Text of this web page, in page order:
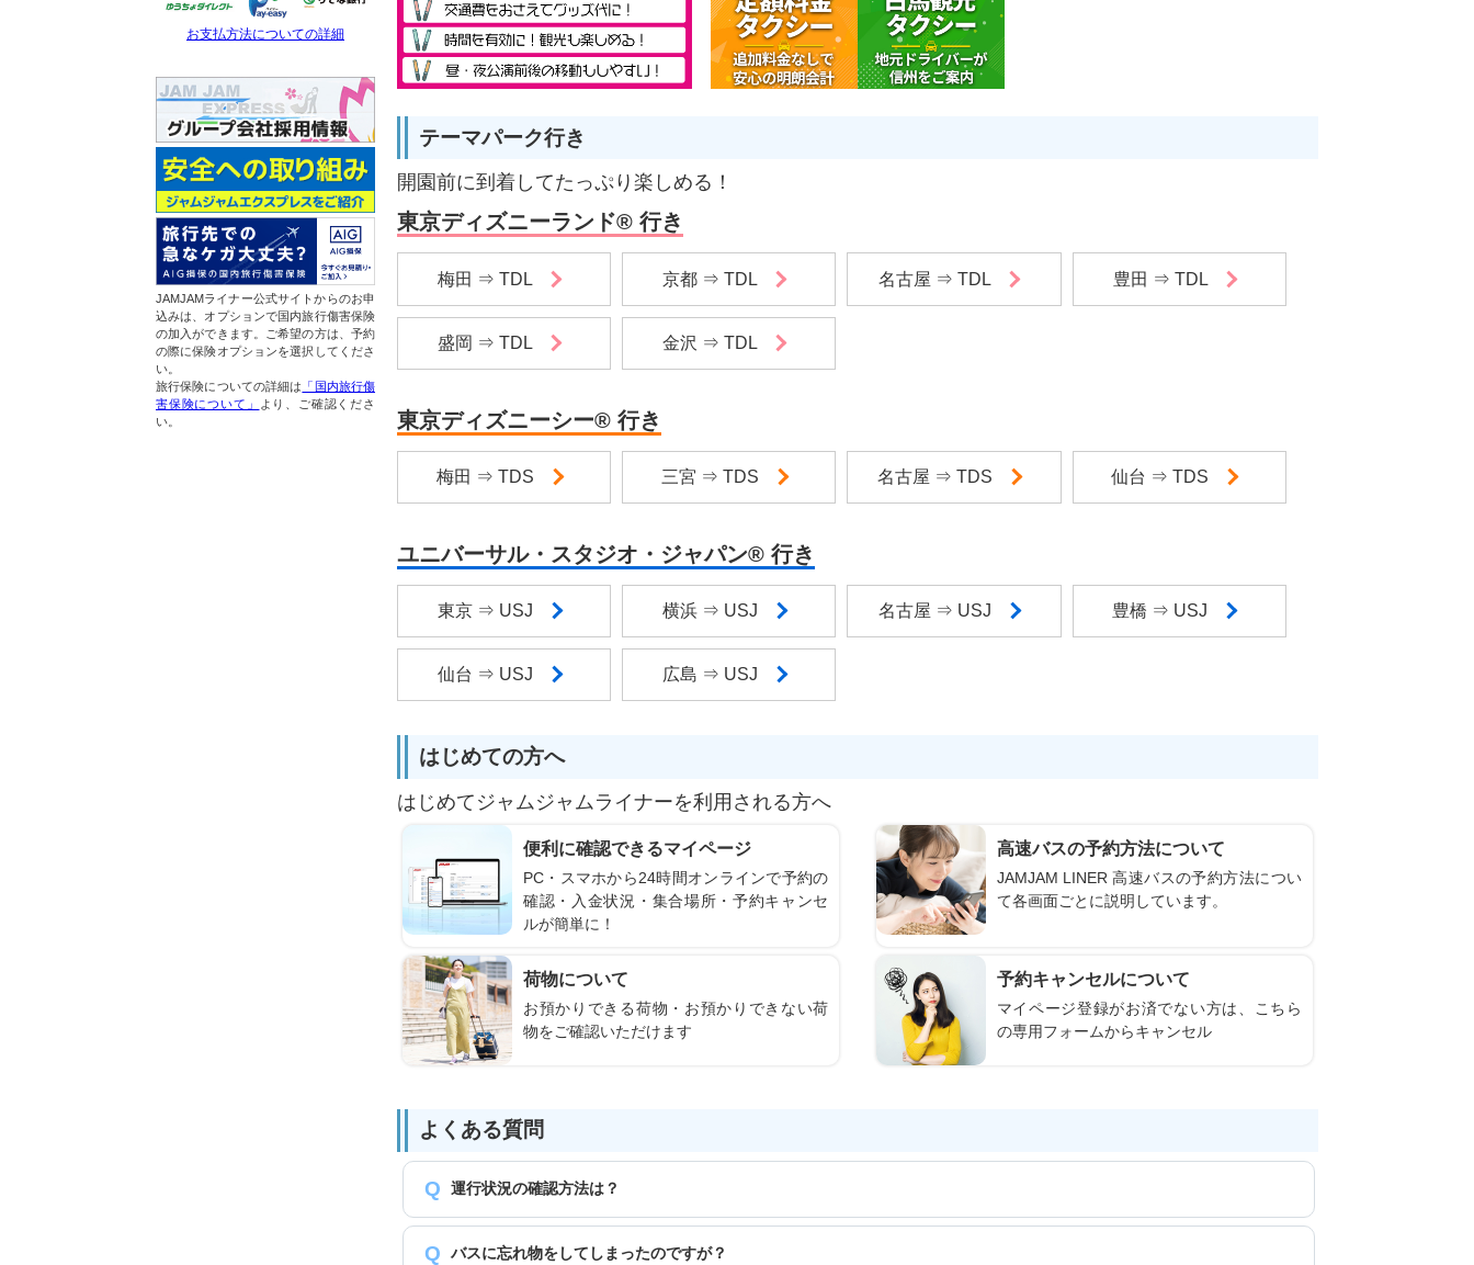
テーマパーク行き
開園前に到着してたっぷり楽しめる！
東京ディズニーランド® 行き
梅田 ⇒ TDL 京都 ⇒ TDL 名古屋 ⇒ TDL 豊田 ⇒ TDL
盛岡 ⇒ TDL 金沢 ⇒ TDL
東京ディズニーシー® 行き
梅田 ⇒ TDS 三宮 ⇒ TDS 名古屋 ⇒ TDS 仙台 ⇒ TDS
ユニバーサル・スタジオ・ジャパン® 行き
東京 ⇒ USJ 横浜 ⇒ USJ 名古屋 ⇒ USJ 豊橋 ⇒ USJ
仙台 ⇒ USJ 広島 ⇒ USJ
はじめての方へ
はじめてジャムジャムライナーを利用される方へ
便利に確認できるマイページ
PC・スマホから24時間オンラインで予約の
確認・入金状況・集合場所・予約キャンセ
ルが簡単に！
高速バスの予約方法について
JAMJAM LINER 高速バスの予約方法につい
て各画面ごとに説明しています。
荷物について
お預かりできる荷物・お預かりできない荷
物をご確認いただけます
予約キャンセルについて
マイページ登録がお済でない方は、こちら
の専用フォームからキャンセル
よくある質問
運行状況の確認方法は？
バスに忘れ物をしてしまったのですが？
お支払方法についての詳細
JAMJAMライナー公式サイトからのお申
込みは、オプションで国内旅行傷害保険
の加入ができます。ご希望の方は、予約
の際に保険オプションを選択してくださ
い。
旅行保険についての詳細は 「国内旅行傷
害保険について」
より、ご確認くださ
い。